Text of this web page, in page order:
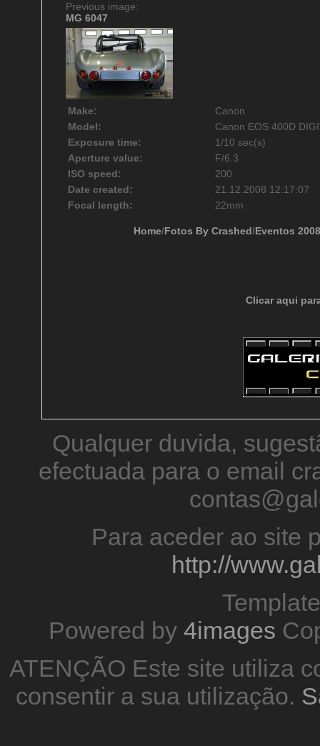
Previous image:
MG 6047
Make:
Canon
Model:
Canon EOS 400D
Exposure time:
1/10 sec(s)
Aperture value:
F/6.3
ISO speed:
200
Date created:
21.12.2008 12:17:07
Focal length:
22mm
Home/Fotos By Crashed/Eventos 2008
Clicar aqui
Qualquer duvida,
efectuada para o email
Para aceder ao site
http://
Powered by 4images
ATENÇÃO Este site utiliza
consentir a sua utilização.